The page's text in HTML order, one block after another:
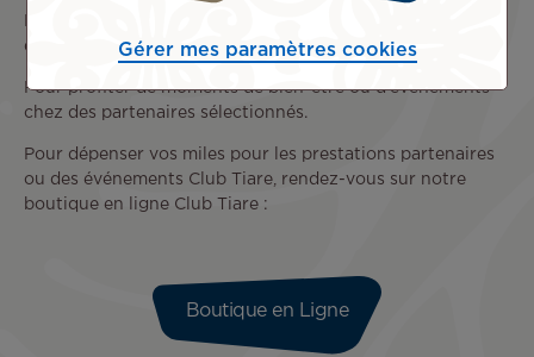
de dépenser des Miles du Club Tiare
Pour profiter de moments de bien-être ou d'événements
chez des partenaires sélectionnés.
Pour dépenser vos miles pour les prestations partenaires
ou des événements Club Tiare, rendez-vous sur notre
boutique en ligne Club Tiare :
Boutique en Ligne
Gérer mes paramètres cookies